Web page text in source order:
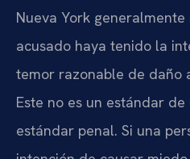
Nueva York
acusado haya tenido la
temor razonable de daño
Este no es un estándar
estándar penal. Si una